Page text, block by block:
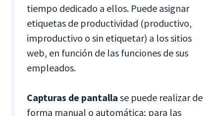
tiempo dedicado a ellos. Puede asignar
etiquetas de productividad (productivo,
improductivo o sin etiquetar) a los sitios
web, en función de las funciones de sus
empleados.
Capturas de pantallase puede realizar de
forma manual o automática; para las